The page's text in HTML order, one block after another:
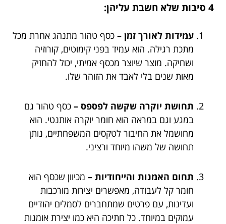
4 סיבות שלא חשבת עליהן:
עמידות לאורך זמן – כסף טהור מתנהג אחרת מכל
מתכת רגילה. הוא עמיד בפני קימוטים, קורוזיה
ושחיקה. מוצר שיוצר מכסף אמיתי, יכול להחזיק
מאות שנים בלי לאבד את הזוהר שלו.
תחושת יוקרה שקשה לפספס – כסף טהור גם
במגע וגם במראה הוא חומר יוקרה אותנטי. הוא
מחושמל את החיבור לטקסים המשפחתיים, נותן
תחושה של משהו מיוחד ורציני.
תחום האמנות והייחודיות – מכיוון שכסף הוא
חומר קל לעבודה, מאפשרים יצירות מורכבות
ועדינות, עם פרטים שמתחברים לסמלים יהודיים
עמוקים במיוחד. כל חתיכה היא כמו יצירת אומנות